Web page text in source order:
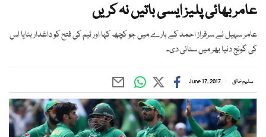
عامر بھائی پلیز ایسی باتیں نہ کریں
عامر سہیل نے سرفراز احمد کے بارے میں جو کچھ کہا اور ٹیم کی فتح کو داغدار بنایا اس
کی گونج دنیا بھر میں سنائی دی۔
سلیم خالق June 17, 2017